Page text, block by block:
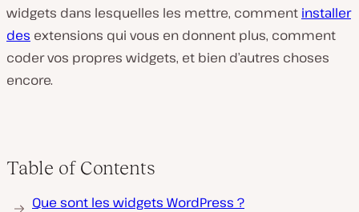
widgets dans lesquelles les mettre, comment installer
des extensions qui vous en donnent plus, comment
coder vos propres widgets, et bien d’autres choses
encore.
Table of Contents
Que sont les widgets WordPress ?